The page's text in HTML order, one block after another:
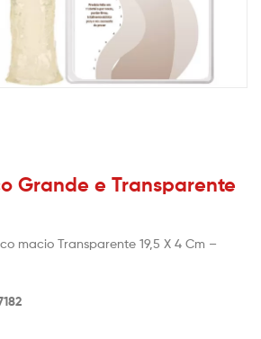
Grande e Transparente
macio Transparente 19,5 X 4 Cm –